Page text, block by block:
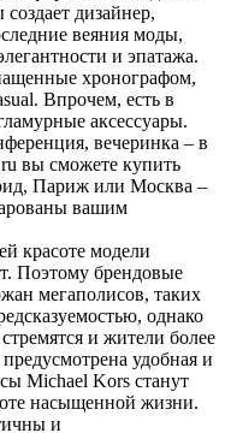
дизайнер,
веяния моды,
и эпатажа.
хронографом,
Впрочем, есть в
аксессуары.
вечеринка – в
вы сможете купить
Париж или Москва –
вашим
красоте модели
Поэтому брендовые
мегаполисов, таких
однако
и жители более
удобная и
Michael Kors станут
насыщенной жизни.
и